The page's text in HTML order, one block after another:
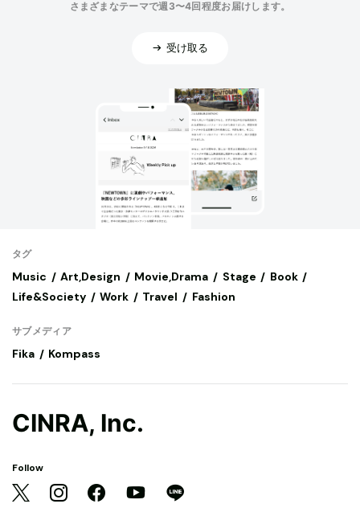
さまざまなテーマで週3〜4回程度お届けします。
受け取る
タグ
Music Art,Design Movie,Drama Stage
Book
Life&Society
Work Travel Fashion
サブメディア
Fika Kompass
CINRA, Inc.
Follow